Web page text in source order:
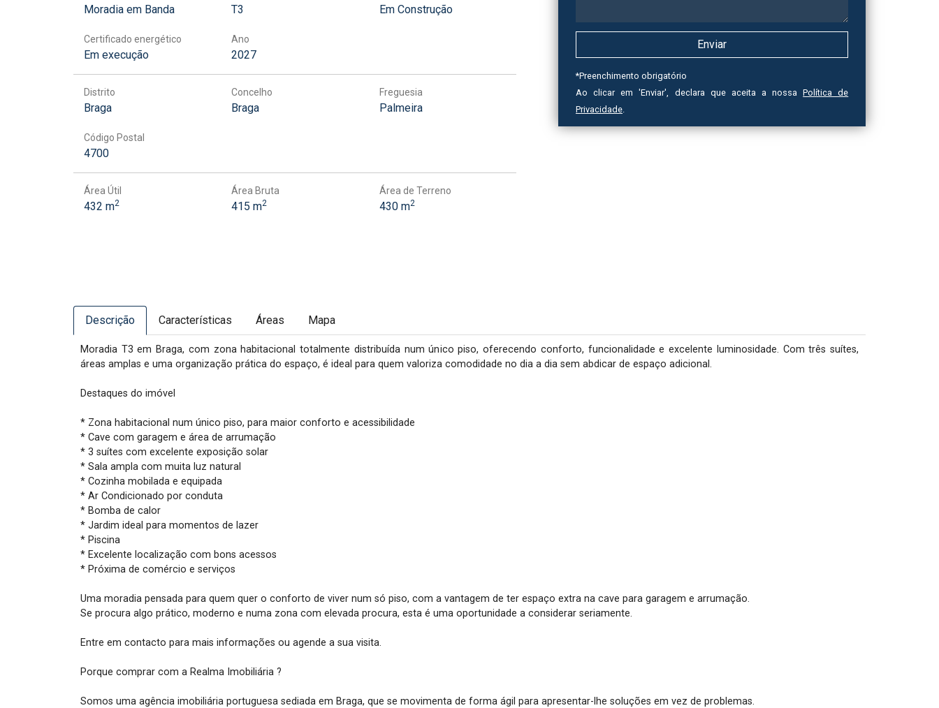
Moradia em Banda T3 Em Construção
Certificado energético
Em execução
Ano
2027
Distrito
Braga
Concelho
Braga
Freguesia
Palmeira
Código Postal
4700
Área Útil
432 m2
Área Bruta
415 m2
Área de Terreno
430 m2
*Preenchimento obrigatório
Ao clicar em 'Enviar', declara que aceita a nossaPolítica de
Privacidade.
Descrição Características Áreas Mapa
Moradia T3 em Braga, com zona habitacional totalmente distribuída num único piso, oferecendo conforto, funcionalidade e excelente luminosidade. Com três suítes,
áreas amplas e uma organização prática do espaço, é ideal para quem valoriza comodidade no dia a dia sem abdicar de espaço adicional.
Destaques do imóvel
* Zona habitacional num único piso, para maior conforto e acessibilidade
* Cave com garagem e área de arrumação
* 3 suítes com excelente exposição solar
* Sala ampla com muita luz natural
* Cozinha mobilada e equipada
* Ar Condicionado por conduta
* Bomba de calor
* Jardim ideal para momentos de lazer
* Piscina
* Excelente localização com bons acessos
* Próxima de comércio e serviços
Uma moradia pensada para quem quer o conforto de viver num só piso, com a vantagem de ter espaço extra na cave para garagem e arrumação.
Se procura algo prático, moderno e numa zona com elevada procura, esta é uma oportunidade a considerar seriamente.
Entre em contacto para mais informações ou agende a sua visita.
Porque comprar com a Realma Imobiliária ?
Somos uma agência imobiliária portuguesa sediada em Braga, que se movimenta de forma ágil para apresentar-lhe soluções em vez de problemas.